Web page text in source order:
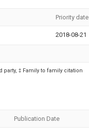
Priority date
2018-08-21
party, ‡ Family to family citation
Publication Date